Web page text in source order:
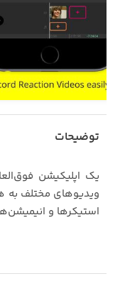
توضیحات
یک اپلیکیشن
ویدیو‌های مختلف به
استیکرها و